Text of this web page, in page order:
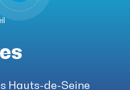
Hauts-de-Seine